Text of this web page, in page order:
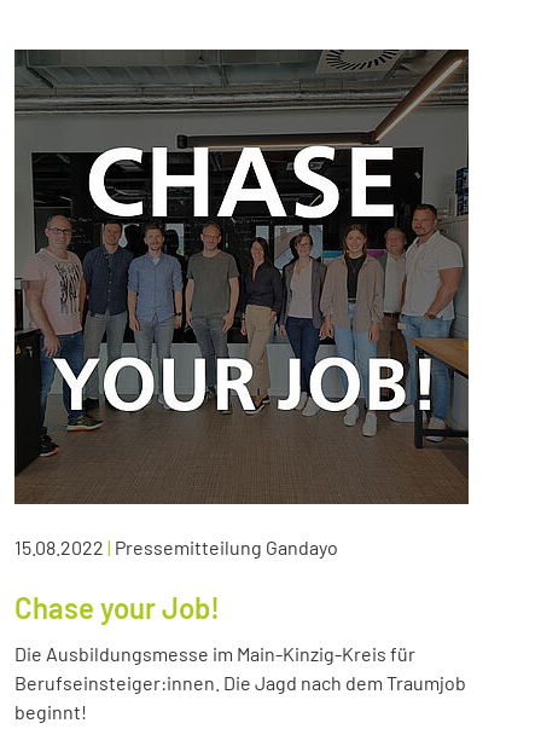
15.08.2022 | Pressemitteilung Gandayo
Chase your Job!
Die Ausbildungsmesse im Main-Kinzig-Kreis für
Berufseinsteiger:innen. Die Jagd nach dem Traumjob
beginnt!